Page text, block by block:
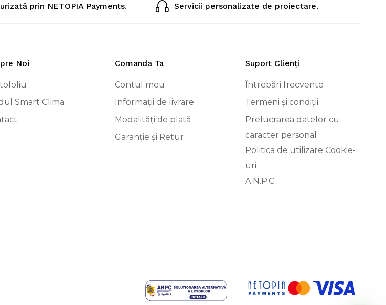
prin NETOPIA Payments. Servicii personalizate de proiectare.
Noi
Smart Clima
Comanda Ta
Contul meu
Informații de livrare
Modalități de plată
Garanție și Retur
Suport Clienți
Întrebări frecvente
Termeni și condiții
Prelucrarea datelor cu
caracter personal
Politica de utilizare Cookie-
uri
A.N.P.C.